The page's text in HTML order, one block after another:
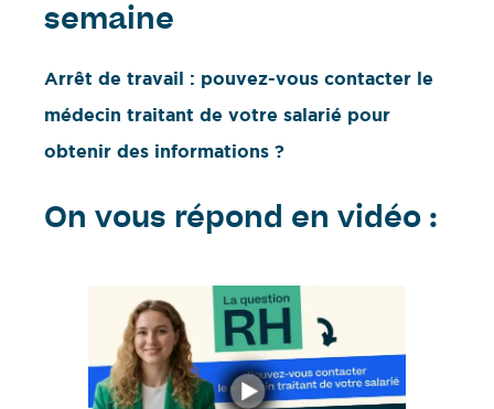
semaine
Arrêt de travail : pouvez-vous contacter le
médecin traitant de votre salarié pour
obtenir des informations ?
On vous répond en vidéo :